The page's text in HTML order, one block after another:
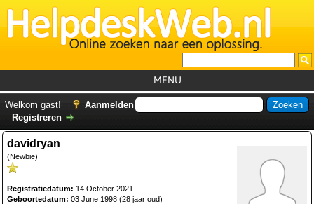
MENU
GemistDownloader
Welkom gast!
Aanmelden
Registreren
davidryan
(Newbie)
Registratiedatum: 14 October 2021
Geboortedatum: 03 June 1998 (28 jaar oud)